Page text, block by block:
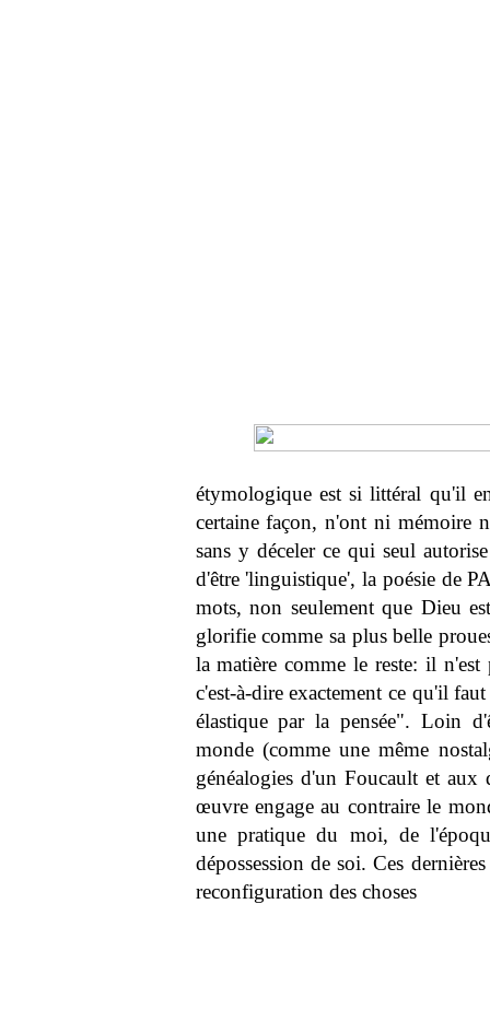
étymologique est si littéral qu'il
certaine façon, n'ont ni mémoire
sans y déceler ce qui seul
d'être 'linguistique', la poésie de
mots, non seulement que Dieu
glorifie comme sa plus belle
la matière comme le reste: il
c'est-à-dire exactement ce qu'il
élastique par la pensée". Loin
monde (comme une même
généalogies d'un Foucault et aux
œuvre engage au contraire le
une pratique du moi, de
dépossession de soi. Ces
reconfiguration des choses